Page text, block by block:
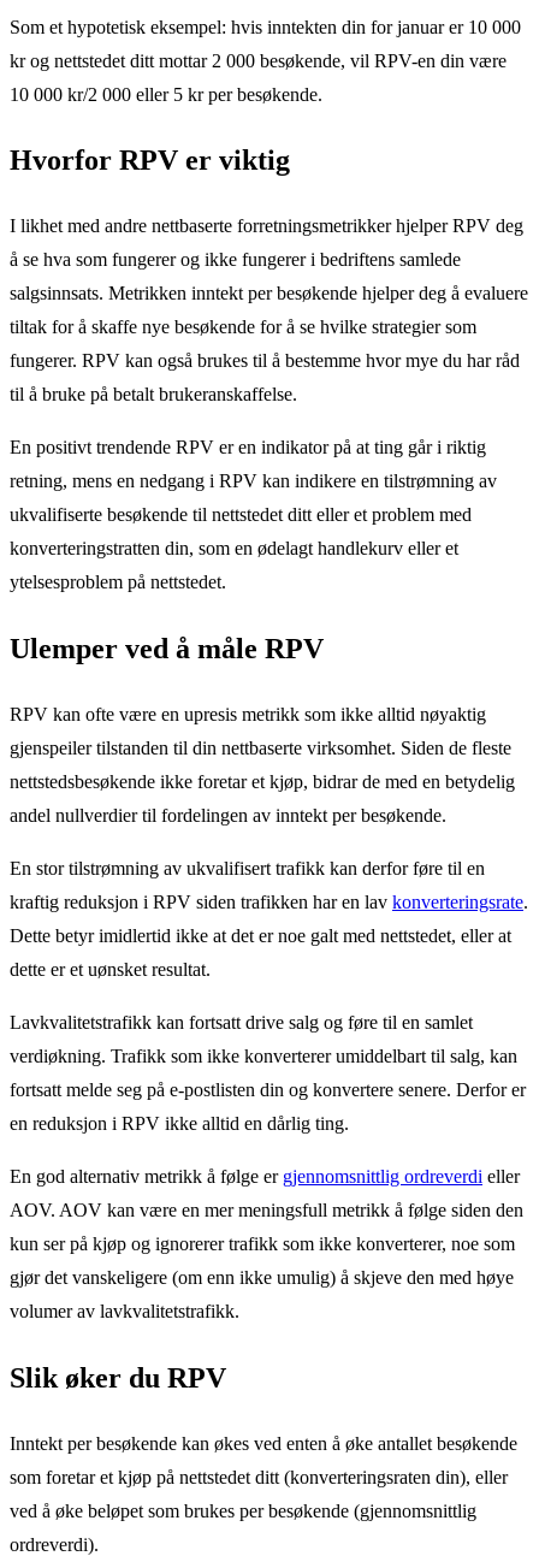
Som et hypotetisk eksempel: hvis inntekten din for januar er 10 000
kr og nettstedet ditt mottar 2 000 besøkende, vil RPV-en din være
10 000 kr/2 000 eller 5 kr per besøkende.
Hvorfor RPV er viktig
I likhet med andre nettbaserte forretningsmetrikker hjelper RPV deg
å se hva som fungerer og ikke fungerer i bedriftens samlede
salgsinnsats. Metrikken inntekt per besøkende hjelper deg å evaluere
tiltak for å skaffe nye besøkende for å se hvilke strategier som
fungerer. RPV kan også brukes til å bestemme hvor mye du har råd
til å bruke på betalt brukeranskaffelse.
En positivt trendende RPV er en indikator på at ting går i riktig
retning, mens en nedgang i RPV kan indikere en tilstrømning av
ukvalifiserte besøkende til nettstedet ditt eller et problem med
konverteringstratten din, som en ødelagt handlekurv eller et
ytelsesproblem på nettstedet.
Ulemper ved å måle RPV
RPV kan ofte være en upresis metrikk som ikke alltid nøyaktig
gjenspeiler tilstanden til din nettbaserte virksomhet. Siden de fleste
nettstedsbesøkende ikke foretar et kjøp, bidrar de med en betydelig
andel nullverdier til fordelingen av inntekt per besøkende.
En stor tilstrømning av ukvalifisert trafikk kan derfor føre til en
kraftig reduksjon i RPV siden trafikken har en lav konverteringsrate.
Dette betyr imidlertid ikke at det er noe galt med nettstedet, eller at
dette er et uønsket resultat.
Lavkvalitetstrafikk kan fortsatt drive salg og føre til en samlet
verdiøkning. Trafikk som ikke konverterer umiddelbart til salg, kan
fortsatt melde seg på e-postlisten din og konvertere senere. Derfor er
en reduksjon i RPV ikke alltid en dårlig ting.
En god alternativ metrikk å følge er gjennomsnittlig ordreverdi eller
AOV. AOV kan være en mer meningsfull metrikk å følge siden den
kun ser på kjøp og ignorerer trafikk som ikke konverterer, noe som
gjør det vanskeligere (om enn ikke umulig) å skjeve den med høye
volumer av lavkvalitetstrafikk.
Slik øker du RPV
Inntekt per besøkende kan økes ved enten å øke antallet besøkende
som foretar et kjøp på nettstedet ditt (konverteringsraten din), eller
ved å øke beløpet som brukes per besøkende (gjennomsnittlig
ordreverdi).